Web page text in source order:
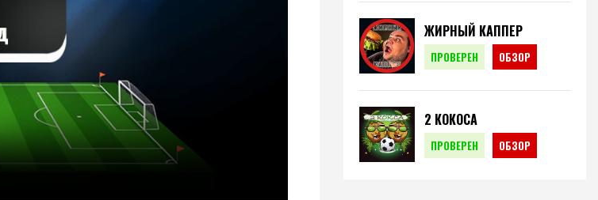
ЖИРНЫЙ КАППЕР
ПРОВЕРЕН ОБЗОР
2 КОКОСА
ПРОВЕРЕН ОБЗОР